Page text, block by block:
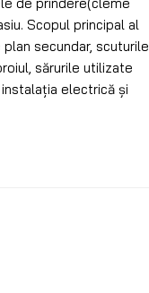
Scopul principal al
secundar, scuturile
sărurile utilizate
electrică și